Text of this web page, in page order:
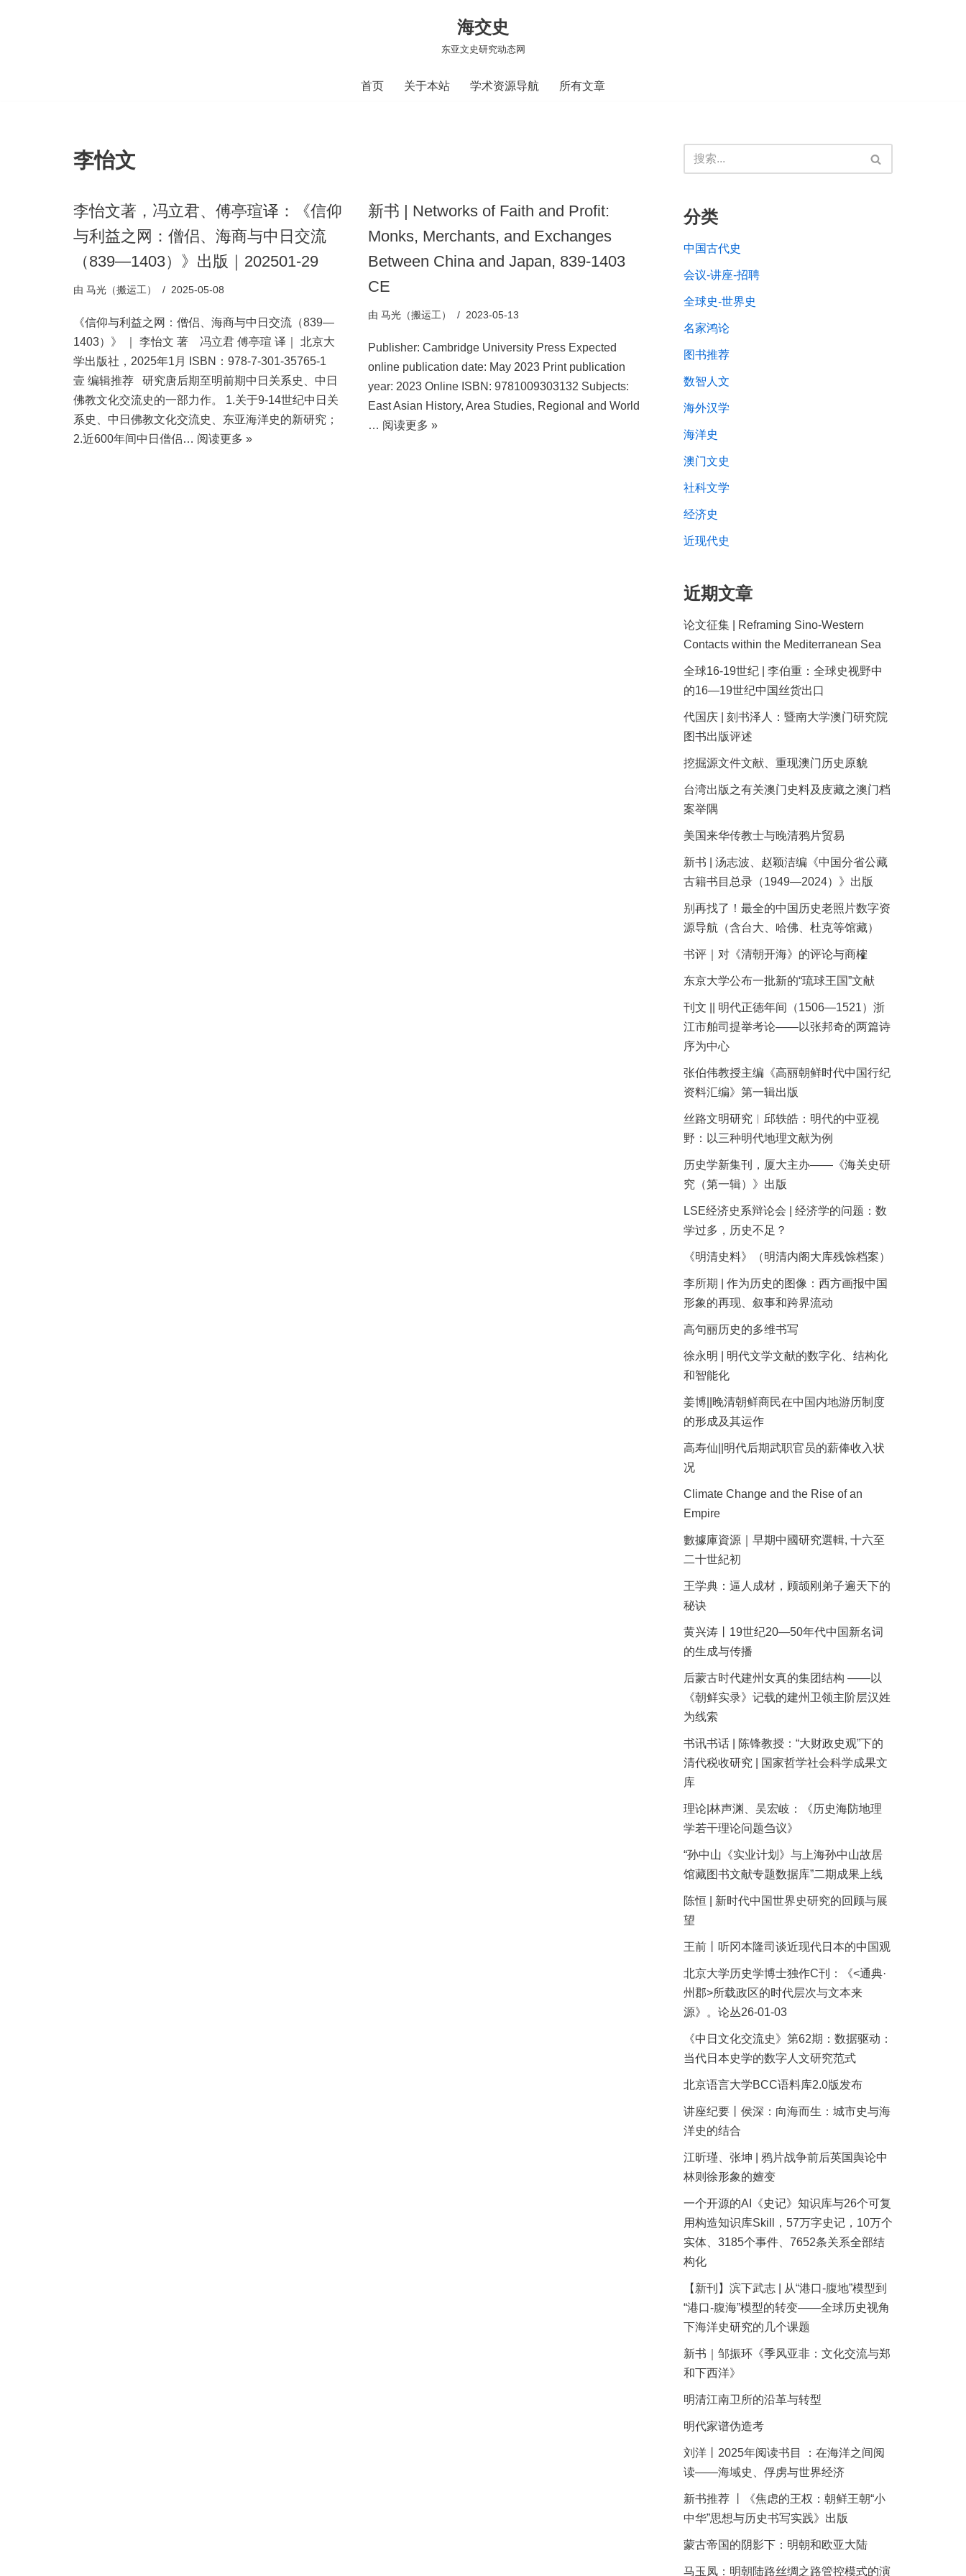
海交史
东亚文史研究动态网
首页 关于本站 学术资源导航 所有文章
李怡文
李怡文著，冯立君、傅亭瑄译：《信仰
与利益之网：僧侣、海商与中日交流
（839—1403）》出版｜202501-29
由 马光（搬运工） 2025-05-08
《信仰与利益之网：僧侣、海商与中日交流（839—
1403）》 ｜ 李怡文 著 冯立君 傅亭瑄 译｜ 北京大
学出版社，2025年1月 ISBN：978-7-301-35765-1
壹 编辑推荐 研究唐后期至明前期中日关系史、中日
佛教文化交流史的一部力作。 1.关于9-14世纪中日关
系史、中日佛教文化交流史、东亚海洋史的新研究；
2.近600年间中日僧侣… 阅读更多 »
新书 | Networks of Faith and Profit:
Monks, Merchants, and Exchanges
Between China and Japan, 839-1403
CE
由 马光（搬运工） 2023-05-13
Publisher: Cambridge University Press Expected
online publication date: May 2023 Print publication
year: 2023 Online ISBN: 9781009303132 Subjects:
East Asian History, Area Studies, Regional and World
… 阅读更多 »
分类
中国古代史
会议-讲座-招聘
全球史-世界史
名家鸿论
图书推荐
数智人文
海外汉学
海洋史
澳门文史
社科文学
经济史
近现代史
近期文章
论文征集 | Reframing Sino-Western
Contacts within the Mediterranean Sea
全球16-19世纪 | 李伯重：全球史视野中
的16—19世纪中国丝货出口
代国庆 | 刻书泽人：暨南大学澳门研究院
图书出版评述
挖掘源文件文献、重现澳门历史原貌
台湾出版之有关澳门史料及庋藏之澳门档
案举隅
美国来华传教士与晚清鸦片贸易
新书 | 汤志波、赵颖洁编《中国分省公藏
古籍书目总录（1949—2024）》出版
别再找了！最全的中国历史老照片数字资
源导航（含台大、哈佛、杜克等馆藏）
书评｜对《清朝开海》的评论与商榷
东京大学公布一批新的“琉球王国”文献
刊文 || 明代正德年间（1506—1521）浙
江市舶司提举考论——以张邦奇的两篇诗
序为中心
张伯伟教授主编《高丽朝鲜时代中国行纪
资料汇编》第一辑出版
丝路文明研究︱邱轶皓：明代的中亚视
野：以三种明代地理文献为例
历史学新集刊，厦大主办——《海关史研
究（第一辑）》出版
LSE经济史系辩论会 | 经济学的问题：数
学过多，历史不足？
《明清史料》（明清内阁大库残馀档案）
李所期 | 作为历史的图像：西方画报中国
形象的再现、叙事和跨界流动
高句丽历史的多维书写
徐永明 | 明代文学文献的数字化、结构化
和智能化
姜博||晚清朝鲜商民在中国内地游历制度
的形成及其运作
高寿仙||明代后期武职官员的薪俸收入状
况
Climate Change and the Rise of an
Empire
數據庫資源｜早期中國研究選輯, 十六至
二十世紀初
王学典：逼人成材，顾颉刚弟子遍天下的
秘诀
黄兴涛丨19世纪20—50年代中国新名词
的生成与传播
后蒙古时代建州女真的集团结构 ——以
《朝鲜实录》记载的建州卫领主阶层汉姓
为线索
书讯书话 | 陈锋教授：“大财政史观”下的
清代税收研究 | 国家哲学社会科学成果文
库
理论|林声渊、吴宏岐：《历史海防地理
学若干理论问题刍议》
“孙中山《实业计划》与上海孙中山故居
馆藏图书文献专题数据库”二期成果上线
陈恒 | 新时代中国世界史研究的回顾与展
望
王前丨听冈本隆司谈近现代日本的中国观
北京大学历史学博士独作C刊：《<通典·
州郡>所载政区的时代层次与文本来
源》。论丛26-01-03
《中日文化交流史》第62期：数据驱动：
当代日本史学的数字人文研究范式
北京语言大学BCC语料库2.0版发布
讲座纪要丨侯深：向海而生：城市史与海
洋史的结合
江昕瑾、张坤 | 鸦片战争前后英国舆论中
林则徐形象的嬗变
一个开源的AI《史记》知识库与26个可复
用构造知识库Skill，57万字史记，10万个
实体、3185个事件、7652条关系全部结
构化
【新刊】滨下武志 | 从“港口-腹地”模型到
“港口-腹海”模型的转变——全球历史视角
下海洋史研究的几个课题
新书｜邹振环《季风亚非：文化交流与郑
和下西洋》
明清江南卫所的沿革与转型
明代家谱伪造考
刘洋丨2025年阅读书目 ：在海洋之间阅
读——海域史、俘虏与世界经济
新书推荐 丨《焦虑的王权：朝鲜王朝“小
中华”思想与历史书写实践》出版
蒙古帝国的阴影下：明朝和欧亚大陆
马玉凤：明朝陆路丝绸之路管控模式的演